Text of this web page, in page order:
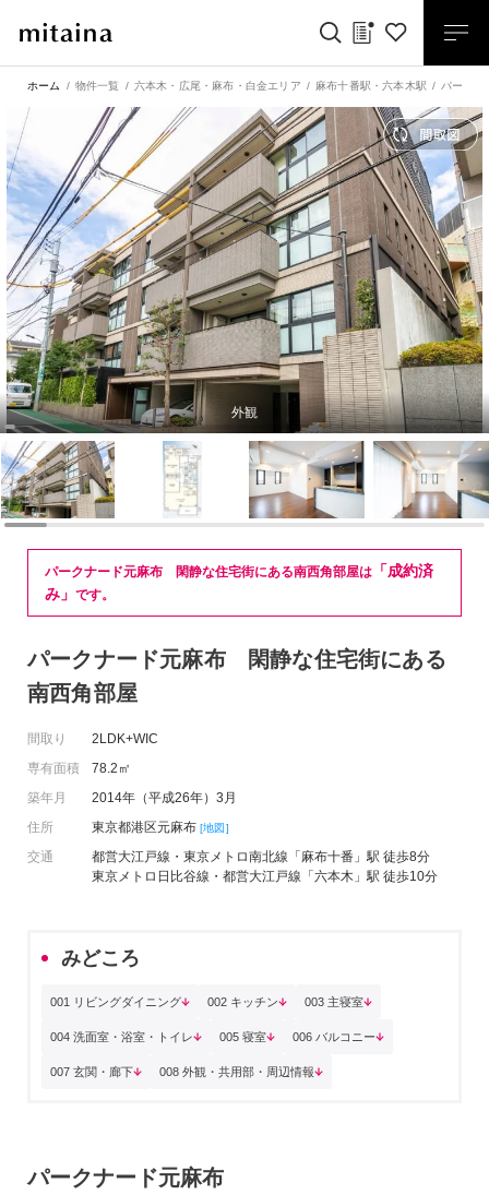
ホーム 物件一覧 六本木・広尾・麻布・白金エリア 麻布十番駅 ・六本木駅 パーク
外観
パークナード元麻布 閑静な住宅街にある南西角部屋は 「成約済
み」 です。
パークナード元麻布 閑静な住宅街にある
南西角部屋
間取り
2LDK+WIC
専有面積
78.2㎡
築年月
2014年（平成26年）3月
住所
東京都港区元麻布 [地図]
交通
都営大江戸線・東京メトロ南北線「麻布十番」駅 徒歩8分
東京メトロ日比谷線・都営大江戸線「六本木」駅 徒歩10分
みどころ
001 リビングダイニング 002 キッチン 003 主寝室
004 洗面室・浴室・トイレ 005 寝室 006 バルコニー
007 玄関・廊下 008 外観・共用部・周辺情報
パークナード元麻布